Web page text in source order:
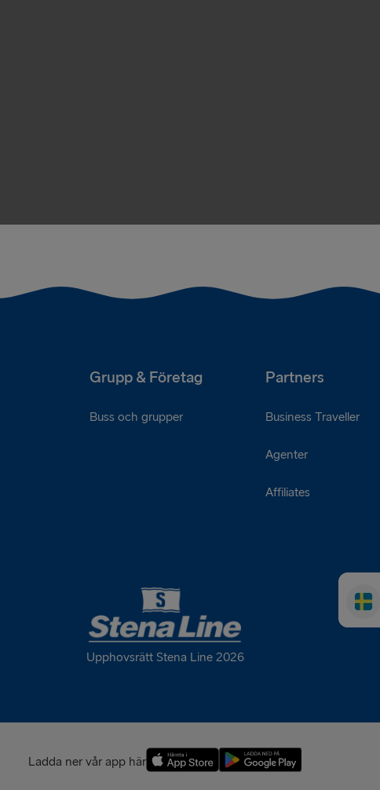
Grupp & Företag Partners
Buss och grupper Business Traveller
Agenter
Affiliates
Upphovsrätt Stena Line 2026
Ladda ner vår app här